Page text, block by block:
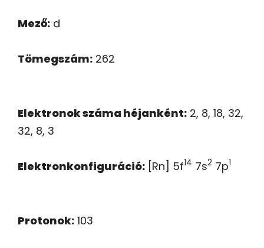
Mező: d
Tömegszám: 262
Elektronok száma héjanként: 2, 8, 18, 32,
32, 8, 3
Elektronkonfiguráció: [Rn] 5f14 7s2 7p1
Protonok: 103